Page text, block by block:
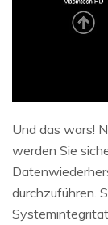
Und das wars!
werden Sie
durchzuführen.